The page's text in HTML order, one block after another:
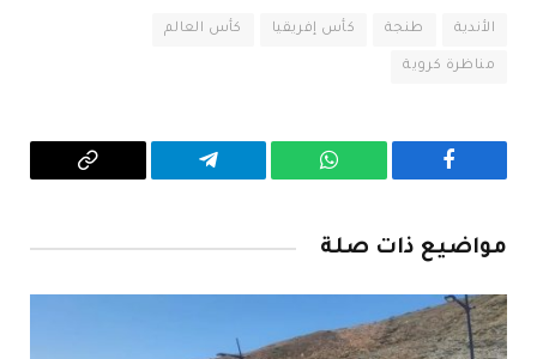
الأندية طنجة كأس إفريقيا كأس العالم
مناظرة كروية
فيسبوك واتساب تيلقرام
Copy
مواضيع ذات صلة